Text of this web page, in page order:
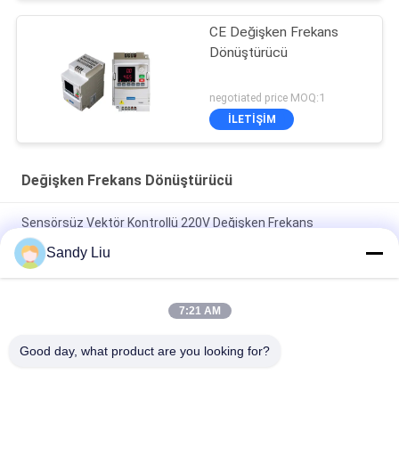
CE Değişken Frekans
Dönüştürücü
negotiated price MOQ:1
İLETIŞIM
Değişken Frekans Dönüştürücü
Sensörsüz Vektör Kontrollü 220V Değişken Frekans
Dönüştürücü
Yüksek Torklu Frekans Dönüştürücü İnvertör PMSM Sürücü
Koruması
Sandy Liu
7:21 AM
Good day, what product are you looking for?